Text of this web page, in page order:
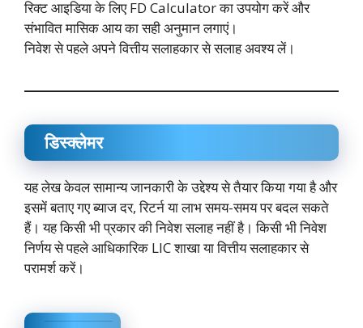
रिक्ट आइडिया के लिए FD Calculator का उपयोग करें और
संभावित मासिक आय का सही अनुमान लगाएं।
निवेश से पहले अपने वित्तीय सलाहकार से सलाह अवश्य लें।
डिस्क्लेमर
यह लेख केवल सामान्य जानकारी के उद्देश्य से तैयार किया गया है और
इसमें बताए गए ब्याज दर, रिटर्न या लाभ समय-समय पर बदल सकते
हैं। यह किसी भी प्रकार की निवेश सलाह नहीं है। किसी भी निवेश
निर्णय से पहले आधिकारिक LIC शाखा या वित्तीय सलाहकार से
परामर्श करें।